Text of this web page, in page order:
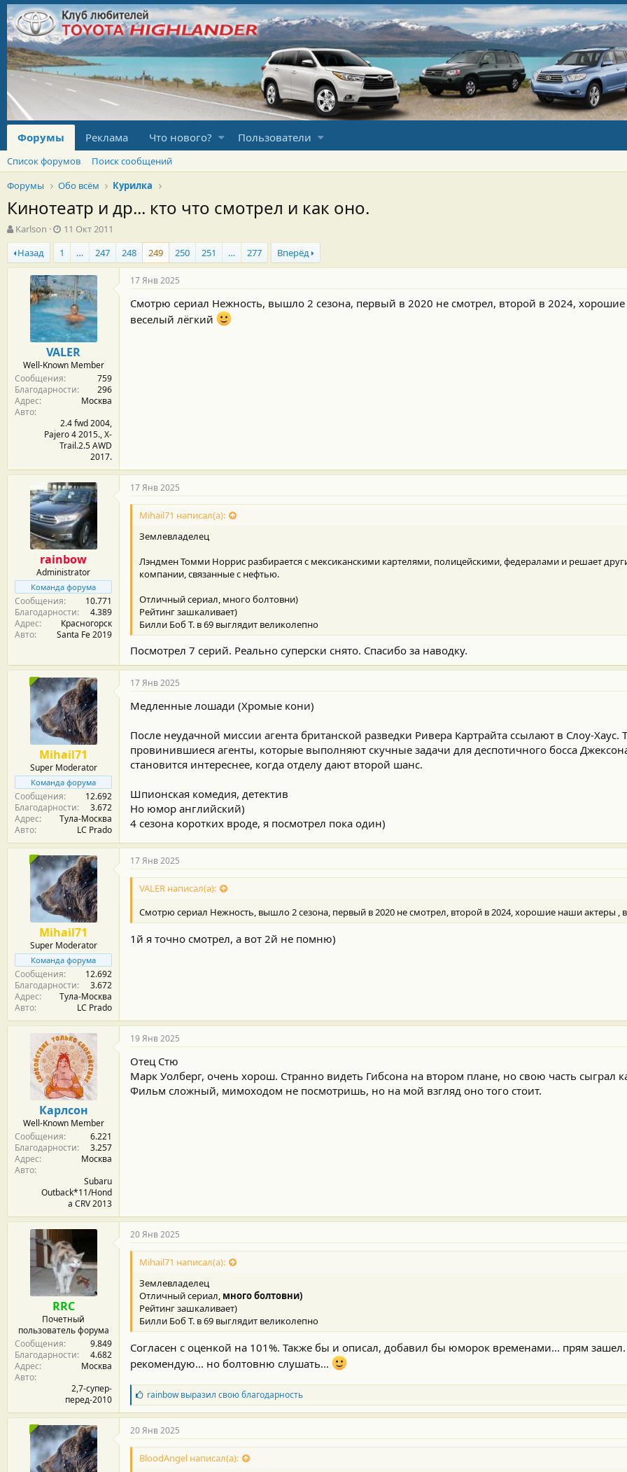
Форумы Реклама Что нового? Пользователи
Список форумов
Поиск сообщений
Форумы
Обо всём Курилка
Кинотеатр и др... кто что смотрел и как оно.
А
в
т
о
Karlson
Д
а
т
а
н
а
ч
а
л
а
11 Окт 2011
Назад
1 … 247 248 249 250 251 … 277 Вперёд
VALER
Well-Known Member
Сообщения
759
Благодарности
296
Адрес
Москва
Авто
2.4 fwd 2004,
Pajero 4 2015., X-
Trail.2.5 AWD
2017.
17 Янв 2025
Смотрю сериал Нежность, вышло 2 сезона, первый в 2020 не смотрел, второй в 2024,
веселый лёгкий
rainbow
Administrator
Команда форума
Сообщения
10.771
Благодарности
4.389
Адрес
Красногорск
Авто
Santa Fe 2019
17 Янв 2025
Mihail71 написал(а):
Землевладелец
Лэндмен Томми Норрис разбирается с мексиканскими картелями, полицейскими, федералами и решает
компании, связанные с нефтью.
Отличный сериал, много болтовни)
Рейтинг зашкаливает)
Билли Боб Т. в 69 выглядит великолепно
Посмотрел 7 серий. Реально суперски снято. Спасибо за наводку.
Mihail71
Super Moderator
Команда форума
Сообщения
12.692
Благодарности
3.672
Адрес
Тула-Москва
Авто
LC Prado
17 Янв 2025
Медленные лошади (Хромые кони)
После неудачной миссии агента британской разведки Ривера Картрайта ссылают в Слоу-Хаус.
провинившиеся агенты, которые выполняют скучные задачи для деспотичного босса
становится интереснее, когда отделу дают второй шанс.
Шпионская комедия, детектив
Но юмор английский)
4 сезона коротких вроде, я посмотрел пока один)
Mihail71
Super Moderator
Команда форума
Сообщения
12.692
Благодарности
3.672
Адрес
Тула-Москва
Авто
LC Prado
17 Янв 2025
VALER написал(а):
Смотрю сериал Нежность, вышло 2 сезона, первый в 2020 не смотрел, второй в 2024, хорошие наши актеры ,
1й я точно смотрел, а вот 2й не помню)
Карлсон
Well-Known Member
Сообщения
6.221
Благодарности
3.257
Адрес
Москва
Авто
Subaru
Outback*11/Hond
a CRV 2013
19 Янв 2025
Отец Стю
Марк Уолберг, очень хорош. Странно видеть Гибсона на втором плане, но свою часть сыграл
Фильм сложный, мимоходом не посмотришь, но на мой взгляд оно того стоит.
RRC
Почетный
пользователь форума
Сообщения
9.849
Благодарности
4.682
Адрес
Москва
Авто
2,7-супер-
перед-2010
20 Янв 2025
Mihail71 написал(а):
Землевладелец
Отличный сериал, много болтовни)
Рейтинг зашкаливает)
Билли Боб Т. в 69 выглядит великолепно
Согласен с оценкой на 101%. Также бы и описал, добавил бы юморок временами... прям зашел.
рекомендую... но болтовню слушать...
Б
л
а
г
о
д
а
rainbowвыразил свою благодарность
20 Янв 2025
BloodAngel написал(а):